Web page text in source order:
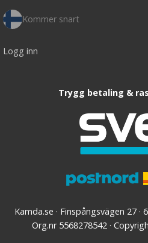
Kommer snart
Logg inn
Trygg betaling &
Kamda.se · Finspångsvägen 27 ·
Org.nr 5568278542 ·